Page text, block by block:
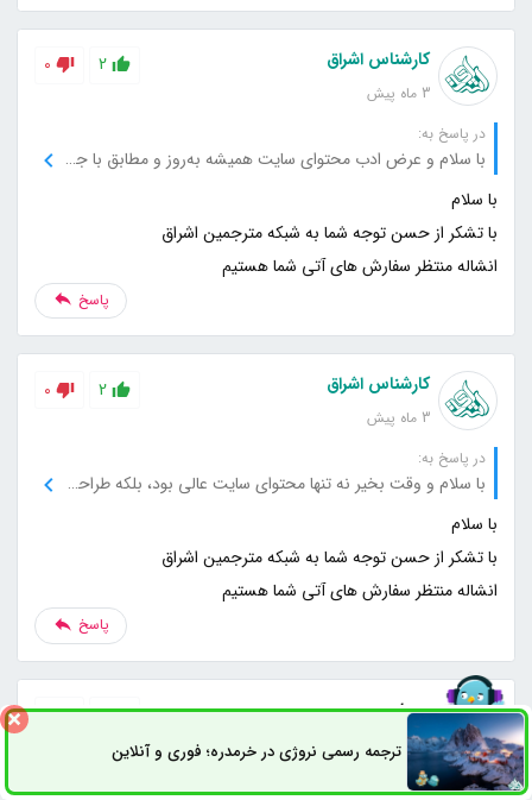
کارشناس اشراق
3 ماه پیش
2
0
در پاسخ به:
با سلام و عرض ادب محتوای سایت همیشه به‌روز و مطابق با جدیدترین اطلاعات است. هر بار که به سراغ سایت میام، می‌تونم اطلاعات تازه و مفیدی پیدا کنم.
انشاله منتظر سفارش های آتی شما هستیم
پاسخ
کارشناس اشراق
3 ماه پیش
2
0
در پاسخ به:
با سلام و وقت بخیر نه تنها محتوای سایت عالی بود، بلکه طراحی سایت هم خیلی کاربرپسند و جذاب بود. دسترسی به مطالب خیلی راحت بود و از نظر گرافیکی هم عالی کار شده. این تجربه کاربری فوق‌العاده‌ای بود.
انشاله منتظر سفارش های آتی شما هستیم
پاسخ
سوزان
3 ماه پیش
2
0
با سلام و احترام محتوای این سایت به‌طور فوق‌العاده‌ای حرفه‌ای و قابل
ترجمه رسمی نروژی در خرمدره؛ فوری و آنلاینثبت سفارش راه های ارتباطی